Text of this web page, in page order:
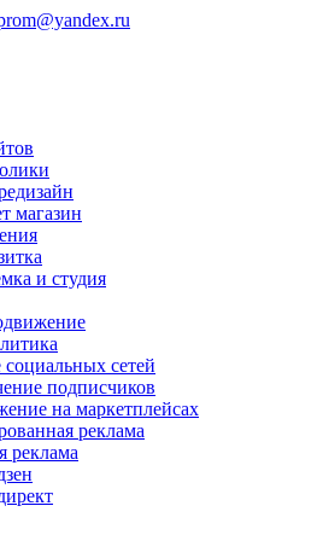
магазин
и студия
сетей
подписчиков
на маркетплейсах
реклама
реклама